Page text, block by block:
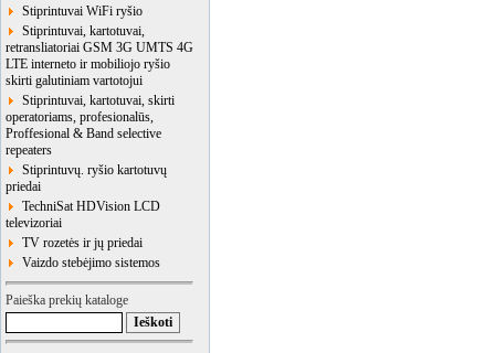
Stiprintuvai WiFi ryšio
Stiprintuvai, kartotuvai,
retransliatoriai GSM 3G UMTS 4G
LTE interneto ir mobiliojo ryšio
skirti galutiniam vartotojui
Stiprintuvai, kartotuvai, skirti
operatoriams, profesionalūs,
Proffesional & Band selective
repeaters
Stiprintuvų. ryšio kartotuvų
priedai
TechniSat HDVision LCD
televizoriai
TV rozetės ir jų priedai
Vaizdo stebėjimo sistemos
Paieška prekių kataloge